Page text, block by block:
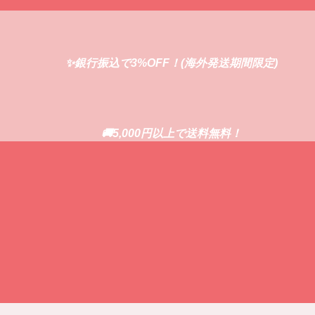
✨銀行振込で3%OFF！(海外発送期間限定)
🚚5,000円以上で送料無料！